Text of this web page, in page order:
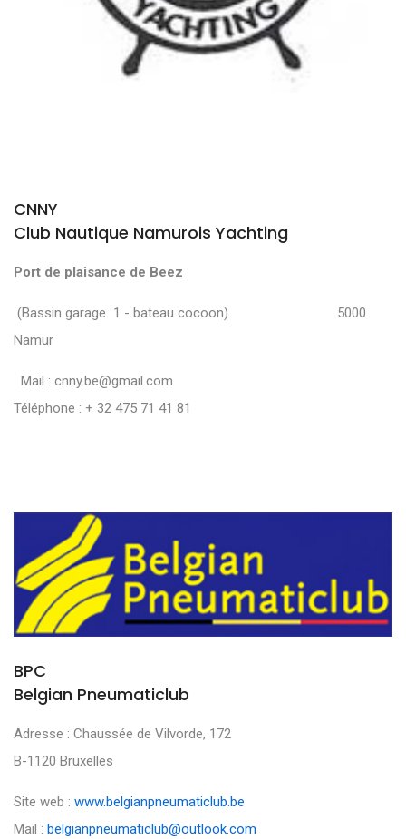
CNNY
Club Nautique Namurois Yachting
Port de plaisance de Beez
(Bassin garage 1 - bateau cocoon) 5000
Namur
Mail : cnny.be@gmail.com
Téléphone : + 32 475 71 41 81
BPC
Belgian Pneumaticlub
Adresse : Chaussée de Vilvorde, 172
B-1120 Bruxelles
Site web : www.belgianpneumaticlub.be
Mail : belgianpneumaticlub@outlook.com